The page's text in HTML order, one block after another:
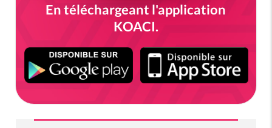
En téléchargeant l'application
KOACI.